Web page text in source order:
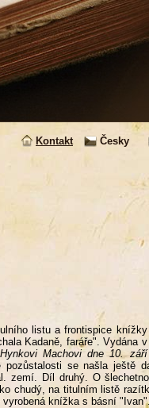
Kontakt Česky
listu a frontispice
Kadaně, faráře". Vydána
Machovi dne 10.
se našla ještě
zemí. Díl druhý. O
chudý, na titulním listě
knížka s básní "Ivan".